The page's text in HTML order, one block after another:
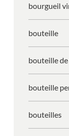
bourgueil
bouteille
bouteille
bouteille
bouteilles